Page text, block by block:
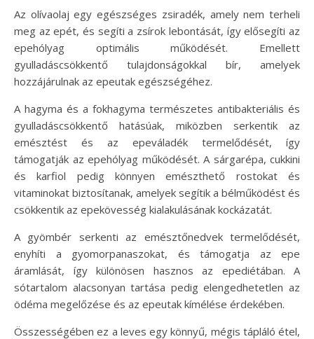
Az olívaolaj egy egészséges zsiradék, amely nem terheli
meg az epét, és segíti a zsírok lebontását, így elősegíti az
epehólyag optimális működését. Emellett
gyulladáscsökkentő tulajdonságokkal bír, amelyek
hozzájárulnak az epeutak egészségéhez.
A hagyma és a fokhagyma természetes antibakteriális és
gyulladáscsökkentő hatásúak, miközben serkentik az
emésztést és az epeváladék termelődését, így
támogatják az epehólyag működését. A sárgarépa, cukkini
és karfiol pedig könnyen emészthető rostokat és
vitaminokat biztosítanak, amelyek segítik a bélműködést és
csökkentik az epekövesség kialakulásának kockázatát.
A gyömbér serkenti az emésztőnedvek termelődését,
enyhíti a gyomorpanaszokat, és támogatja az epe
áramlását, így különösen hasznos az epediétában. A
sótartalom alacsonyan tartása pedig elengedhetetlen az
ödéma megelőzése és az epeutak kímélése érdekében.
Összességében ez a leves egy könnyű, mégis tápláló étel,